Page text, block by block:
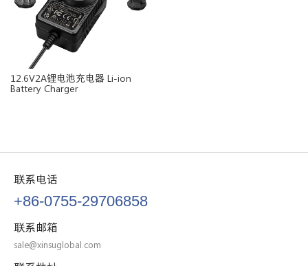
12.6V2A锂电池充电器 Li-ion
Battery Charger
联系电话
+86-0755-29706858
联系邮箱
sale@xinsuglobal.com